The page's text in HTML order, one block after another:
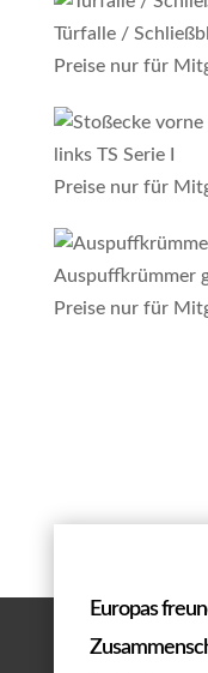
Türfalle /
Preise nur für
links TS Serie I
Preise nur für
Auspuffkrümmer
Preise nur für
Europas